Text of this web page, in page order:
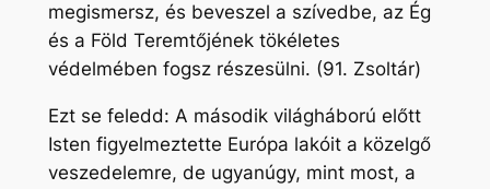
megismersz, és beveszel a szívedbe, az Ég
és a Föld Teremtőjének tökéletes
védelmében fogsz részesülni. (91. Zsoltár)
Ezt se feledd: A második világháború előtt
Isten figyelmeztette Európa lakóit a közelgő
veszedelemre, de ugyanúgy, mint most, a